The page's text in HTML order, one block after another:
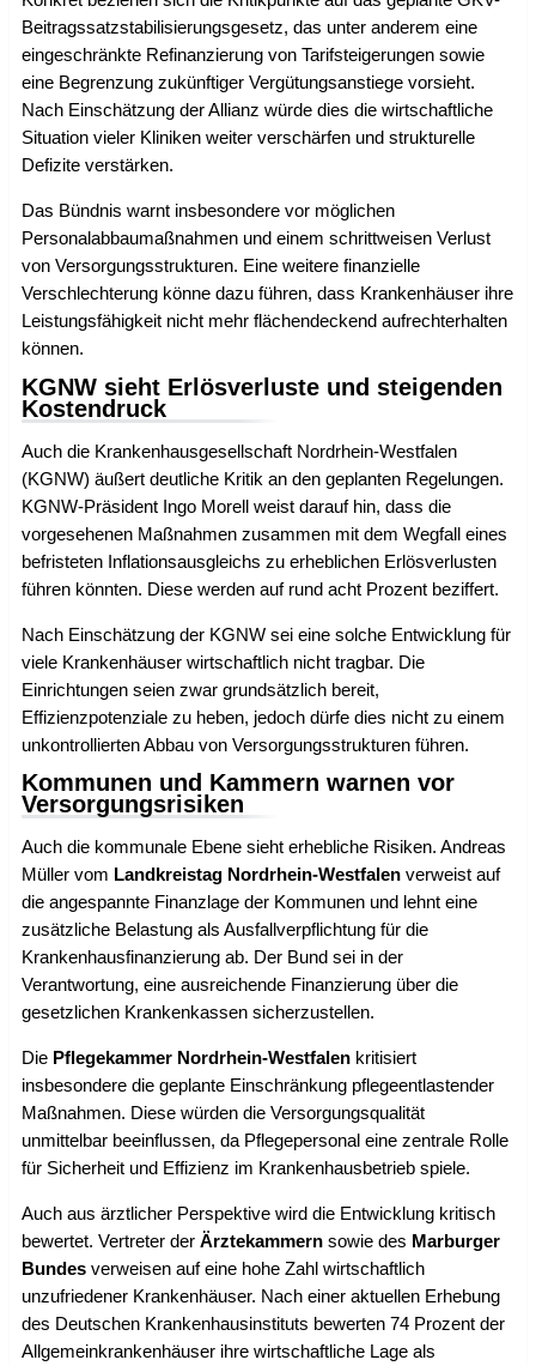
Beitragssatzstabilisierungsgesetz, das unter anderem eine
eingeschränkte Refinanzierung von Tarifsteigerungen sowie
eine Begrenzung zukünftiger Vergütungsanstiege vorsieht.
Nach Einschätzung der Allianz würde dies die wirtschaftliche
Situation vieler Kliniken weiter verschärfen und strukturelle
Defizite verstärken.
Das Bündnis warnt insbesondere vor möglichen
Personalabbaumaßnahmen und einem schrittweisen Verlust
von Versorgungsstrukturen. Eine weitere finanzielle
Verschlechterung könne dazu führen, dass Krankenhäuser ihre
Leistungsfähigkeit nicht mehr flächendeckend aufrechterhalten
können.
KGNW sieht Erlösverluste und steigenden
Kostendruck
Auch die Krankenhausgesellschaft Nordrhein-Westfalen
(KGNW) äußert deutliche Kritik an den geplanten Regelungen.
KGNW-Präsident Ingo Morell weist darauf hin, dass die
vorgesehenen Maßnahmen zusammen mit dem Wegfall eines
befristeten Inflationsausgleichs zu erheblichen Erlösverlusten
führen könnten. Diese werden auf rund acht Prozent beziffert.
Nach Einschätzung der KGNW sei eine solche Entwicklung für
viele Krankenhäuser wirtschaftlich nicht tragbar. Die
Einrichtungen seien zwar grundsätzlich bereit,
Effizienzpotenziale zu heben, jedoch dürfe dies nicht zu einem
unkontrollierten Abbau von Versorgungsstrukturen führen.
Kommunen und Kammern warnen vor
Versorgungsrisiken
Auch die kommunale Ebene sieht erhebliche Risiken. Andreas
Müller vom Landkreistag Nordrhein-Westfalen verweist auf
die angespannte Finanzlage der Kommunen und lehnt eine
zusätzliche Belastung als Ausfallverpflichtung für die
Krankenhausfinanzierung ab. Der Bund sei in der
Verantwortung, eine ausreichende Finanzierung über die
gesetzlichen Krankenkassen sicherzustellen.
Die Pflegekammer Nordrhein-Westfalen kritisiert
insbesondere die geplante Einschränkung pflegeentlastender
Maßnahmen. Diese würden die Versorgungsqualität
unmittelbar beeinflussen, da Pflegepersonal eine zentrale Rolle
für Sicherheit und Effizienz im Krankenhausbetrieb spiele.
Auch aus ärztlicher Perspektive wird die Entwicklung kritisch
bewertet. Vertreter der Ärztekammern sowie des Marburger
Bundes verweisen auf eine hohe Zahl wirtschaftlich
unzufriedener Krankenhäuser. Nach einer aktuellen Erhebung
des Deutschen Krankenhausinstituts bewerten 74 Prozent der
Allgemeinkrankenhäuser ihre wirtschaftliche Lage als